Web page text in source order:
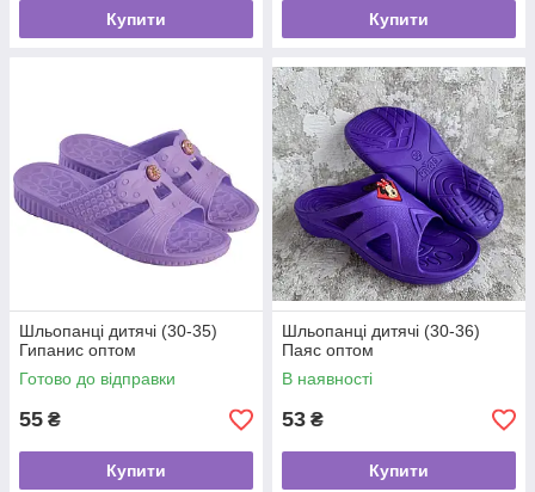
Купити Купити
Шльопанці дитячі (30-35)
Гипанис оптом
Готово до відправки
55 ₴
Купити
Шльопанці дитячі (30-36)
Паяс оптом
В наявності
53 ₴
Купити